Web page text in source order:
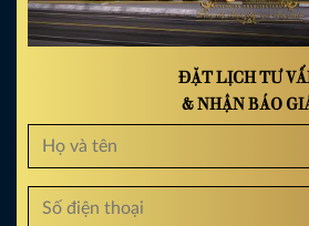
ĐẶT LỊCH TƯ
& NHẬN BÁO